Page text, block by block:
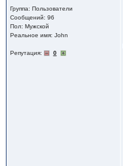
Группа: Пользователи
Сообщений: 96
Пол: Мужской
Реальное имя: John
Репутация: 0